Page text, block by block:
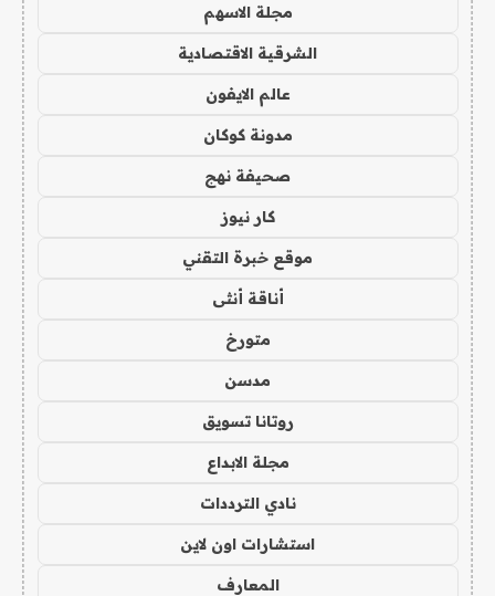
مجلة الاسهم
الشرقية الاقتصادية
عالم الايفون
مدونة كوكان
صحيفة نهج
كار نيوز
موقع خبرة التقني
أناقة أنثى
متورخ
مدسن
روتانا تسويق
مجلة الابداع
نادي الترددات
استشارات اون لاين
المعارف